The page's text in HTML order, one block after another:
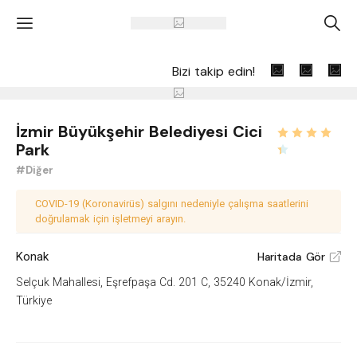
' A
Bizi takip edin!
İzmir Büyükşehir Belediyesi Cici
Park
#Diğer
COVID-19 (Koronavirüs) salgını nedeniyle çalışma saatlerini
doğrulamak için işletmeyi arayın.
Konak Haritada Gör V
Selçuk Mahallesi, Eşrefpaşa Cd. 201 C, 35240 Konak/İzmir,
Türkiye